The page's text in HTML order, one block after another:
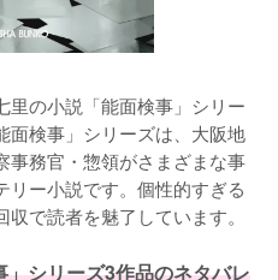
里の小説「能面検事」シリー
面検事」シリーズは、大阪地
事務官・惣領がさまざまな事
ー小説です。個性的すぎる
で読者を魅了しています。
シリーズ3作品のネタバレ